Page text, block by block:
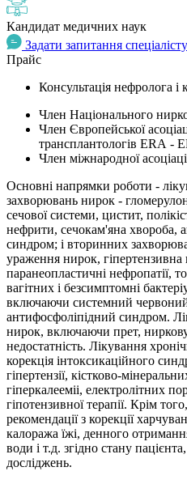
Кандидат медичних наук
Задати запитання спеціалісту
Прайс
Консультація нефролога і
Член Національного
Член Європейської
трансплантологів ЕRА -
Член міжнародної
Основні напрямки роботи -
захворювань нирок -
сечової системи, цистит,
нефрити, сечокам'яна хвороба,
синдром; і вторинних
ураження нирок, гіпертензивна
паранеопластичні нефропатії,
вагітних і безсимптомні
включаючи системний
антифосфоліпідний синдром.
нирок, включаючи прет,
недостатність. Лікування
корекція інтоксикаційного
гіпертензії, кістково-
гіперкалееміі, електролітних
гіпотензивної терапії. Крім
рекомендації з корекції
калоража їжі, денного
води і т.д. згідно стану
досліджень.